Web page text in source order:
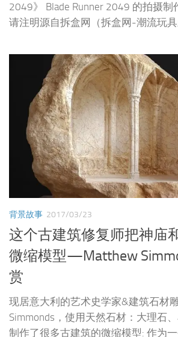
2049》 Blade Runner 2049 的拍摄制
请注明源自拆盒网（拆盒网-潮流玩
背景故事 2017/03/23
这个古建筑修复师把神庙
微缩模型—Matthew
赏
现居意大利的艺术史学家&建筑石材
Simmonds，使用天然石材：大理石
制作了很多古建筑的微缩模型: 作为